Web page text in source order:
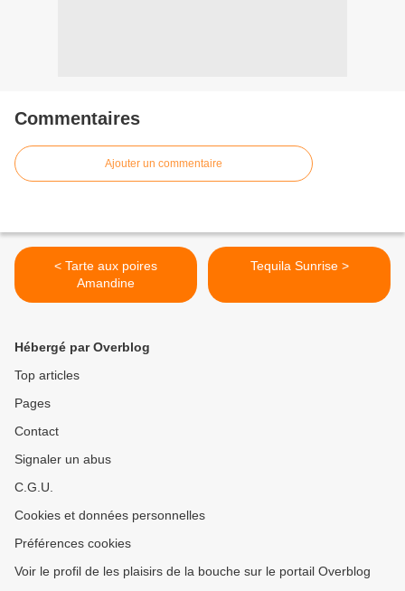
Commentaires
Ajouter un commentaire
< Tarte aux poires
Amandine
Tequila Sunrise >
Hébergé par Overblog
Top articles
Pages
Contact
Signaler un abus
C.G.U.
Cookies et données personnelles
Préférences cookies
Voir le profil de les plaisirs de la bouche sur le portail Overblog